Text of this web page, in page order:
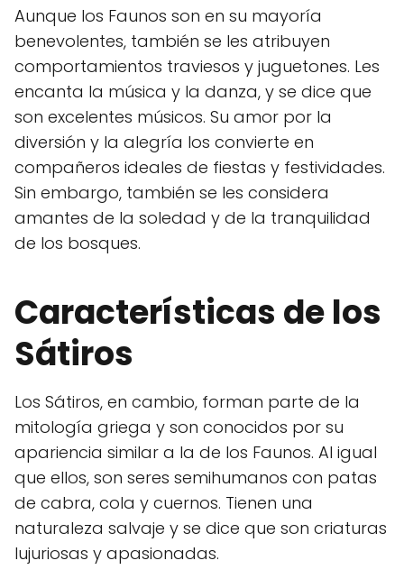
Aunque los Faunos son en su mayoría
benevolentes, también se les atribuyen
comportamientos traviesos y juguetones. Les
encanta la música y la danza, y se dice que
son excelentes músicos. Su amor por la
diversión y la alegría los convierte en
compañeros ideales de fiestas y festividades.
Sin embargo, también se les considera
amantes de la soledad y de la tranquilidad
de los bosques.
Características de los
Sátiros
Los Sátiros, en cambio, forman parte de la
mitología griega y son conocidos por su
apariencia similar a la de los Faunos. Al igual
que ellos, son seres semihumanos con patas
de cabra, cola y cuernos. Tienen una
naturaleza salvaje y se dice que son criaturas
lujuriosas y apasionadas.